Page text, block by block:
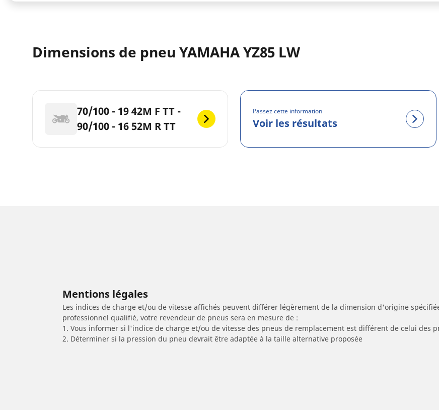
Dimensions de pneu YAMAHA YZ85 LW
70/100 - 19 42M F TT -
90/100 - 16 52M R TT
Passez cette information
Voir les résultats
Mentions légales
Les indices de charge et/ou de vitesse affichés peuvent différer légèrement de la dimension d'origine
professionnel qualifié, votre revendeur de pneus sera en mesure de :
1. Vous informer si l'indice de charge et/ou de vitesse des pneus de remplacement est différent de celui des
2. Déterminer si la pression du pneu devrait être adaptée à la taille alternative proposée